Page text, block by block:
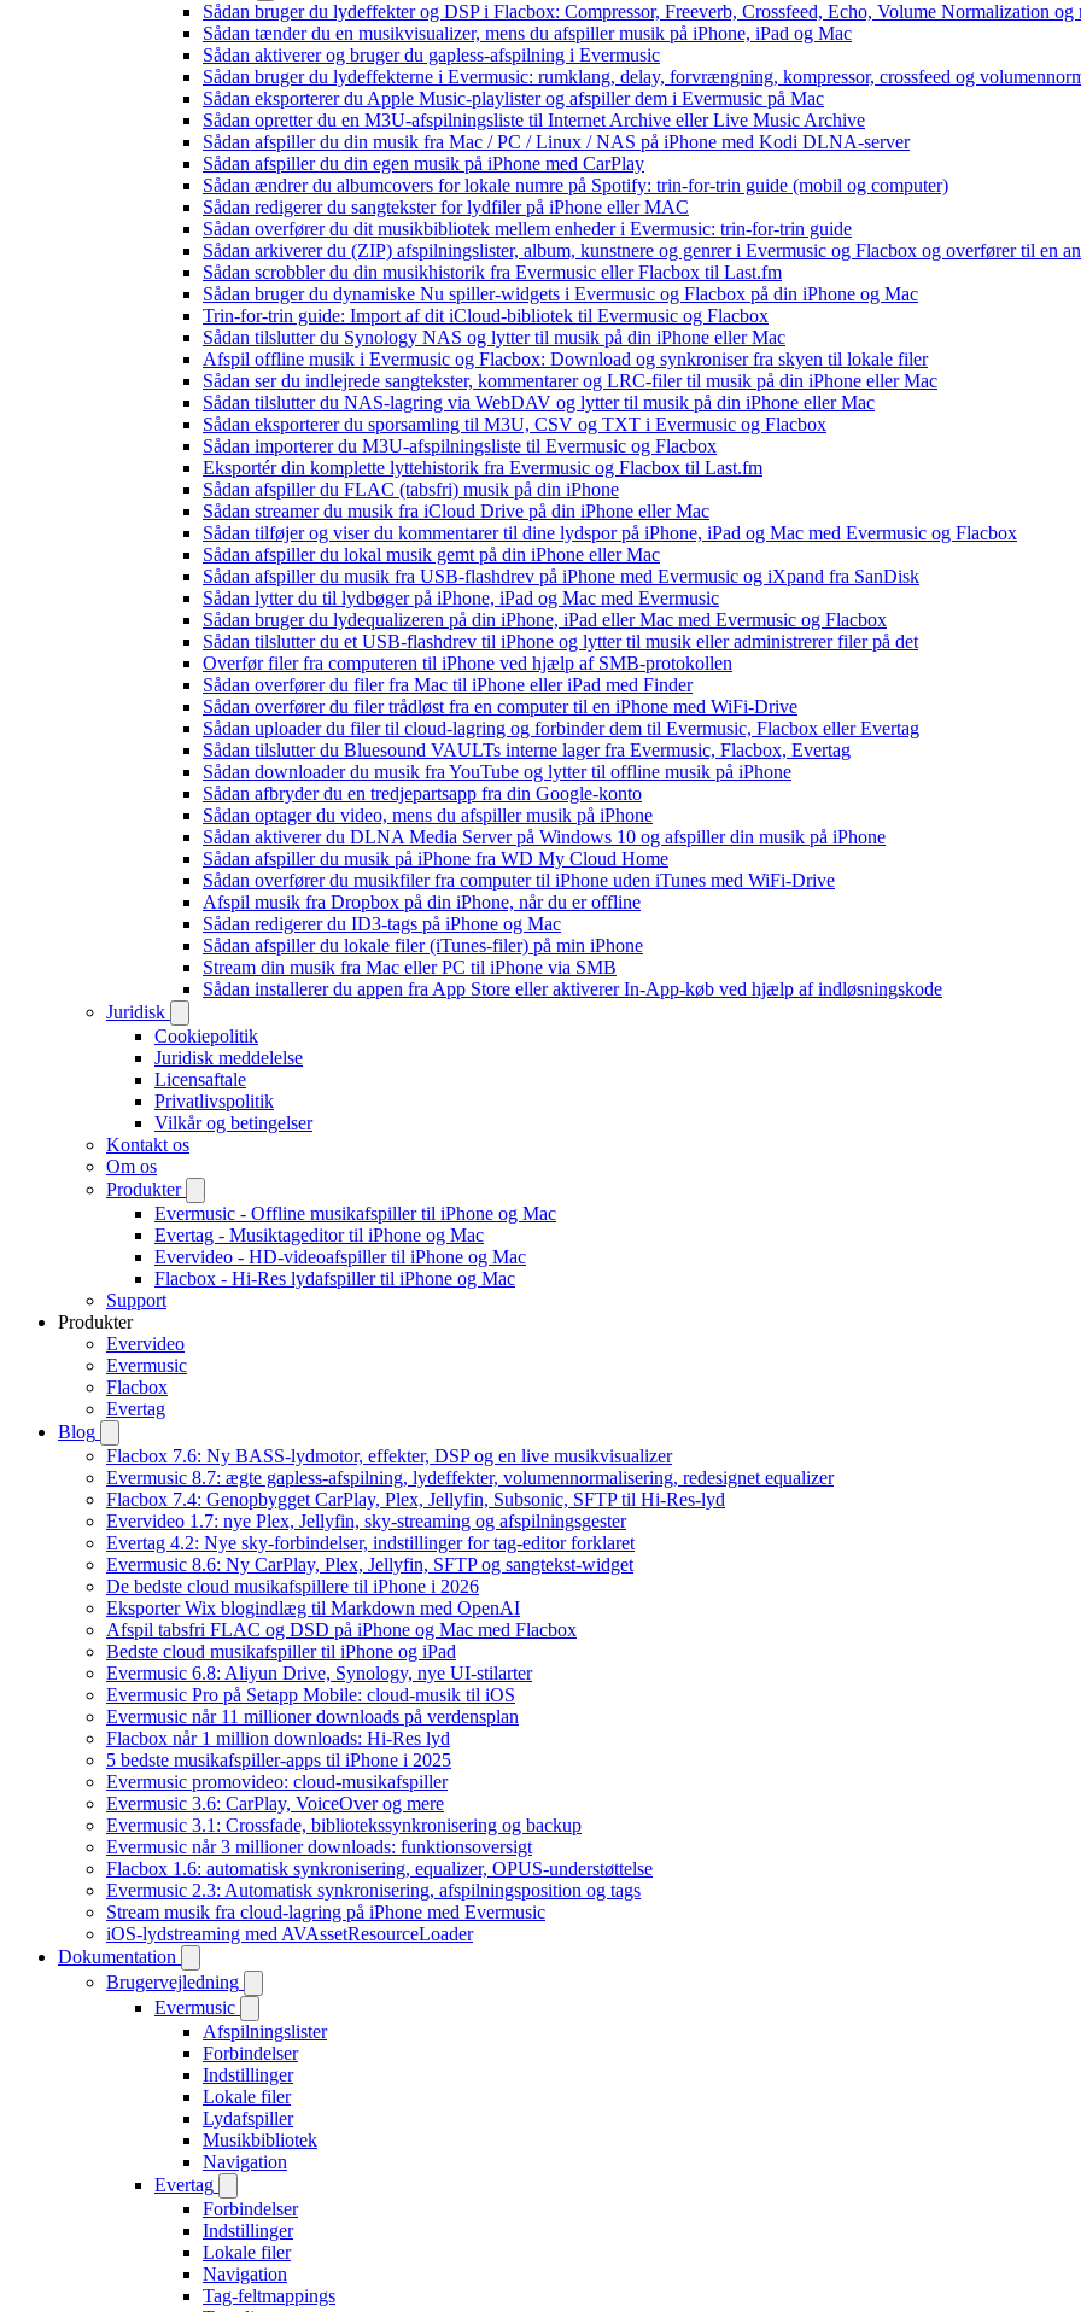
Sådan bruger du lydeffekter og DSP i Flacbox: Compressor, Freeverb, Crossfeed, Echo, Volume Normalization og
Sådan tænder du en musikvisualizer, mens du afspiller musik på iPhone, iPad og Mac
Sådan aktiverer og bruger du gapless-afspilning i Evermusic
Sådan bruger du lydeffekterne i Evermusic: rumklang, delay, forvrængning, kompressor, crossfeed og
Sådan eksporterer du Apple Music-playlister og afspiller dem i Evermusic på Mac
Sådan opretter du en M3U-afspilningsliste til Internet Archive eller Live Music Archive
Sådan afspiller du din musik fra Mac / PC / Linux / NAS på iPhone med Kodi DLNA-server
Sådan afspiller du din egen musik på iPhone med CarPlay
Sådan ændrer du albumcovers for lokale numre på Spotify: trin-for-trin guide (mobil og computer)
Sådan redigerer du sangtekster for lydfiler på iPhone eller MAC
Sådan overfører du dit musikbibliotek mellem enheder i Evermusic: trin-for-trin guide
Sådan arkiverer du (ZIP) afspilningslister, album, kunstnere og genrer i Evermusic og Flacbox og overfører til en
Sådan scrobbler du din musikhistorik fra Evermusic eller Flacbox til Last.fm
Sådan bruger du dynamiske Nu spiller-widgets i Evermusic og Flacbox på din iPhone og Mac
Trin-for-trin guide: Import af dit iCloud-bibliotek til Evermusic og Flacbox
Sådan tilslutter du Synology NAS og lytter til musik på din iPhone eller Mac
Afspil offline musik i Evermusic og Flacbox: Download og synkroniser fra skyen til lokale filer
Sådan ser du indlejrede sangtekster, kommentarer og LRC-filer til musik på din iPhone eller Mac
Sådan tilslutter du NAS-lagring via WebDAV og lytter til musik på din iPhone eller Mac
Sådan eksporterer du sporsamling til M3U, CSV og TXT i Evermusic og Flacbox
Sådan importerer du M3U-afspilningsliste til Evermusic og Flacbox
Eksportér din komplette lyttehistorik fra Evermusic og Flacbox til Last.fm
Sådan afspiller du FLAC (tabsfri) musik på din iPhone
Sådan streamer du musik fra iCloud Drive på din iPhone eller Mac
Sådan tilføjer og viser du kommentarer til dine lydspor på iPhone, iPad og Mac med Evermusic og Flacbox
Sådan afspiller du lokal musik gemt på din iPhone eller Mac
Sådan afspiller du musik fra USB-flashdrev på iPhone med Evermusic og iXpand fra SanDisk
Sådan lytter du til lydbøger på iPhone, iPad og Mac med Evermusic
Sådan bruger du lydequalizeren på din iPhone, iPad eller Mac med Evermusic og Flacbox
Sådan tilslutter du et USB-flashdrev til iPhone og lytter til musik eller administrerer filer på det
Overfør filer fra computeren til iPhone ved hjælp af SMB-protokollen
Sådan overfører du filer fra Mac til iPhone eller iPad med Finder
Sådan overfører du filer trådløst fra en computer til en iPhone med WiFi-Drive
Sådan uploader du filer til cloud-lagring og forbinder dem til Evermusic, Flacbox eller Evertag
Sådan tilslutter du Bluesound VAULTs interne lager fra Evermusic, Flacbox, Evertag
Sådan downloader du musik fra YouTube og lytter til offline musik på iPhone
Sådan afbryder du en tredjepartsapp fra din Google-konto
Sådan optager du video, mens du afspiller musik på iPhone
Sådan aktiverer du DLNA Media Server på Windows 10 og afspiller din musik på iPhone
Sådan afspiller du musik på iPhone fra WD My Cloud Home
Sådan overfører du musikfiler fra computer til iPhone uden iTunes med WiFi-Drive
Afspil musik fra Dropbox på din iPhone, når du er offline
Sådan redigerer du ID3-tags på iPhone og Mac
Sådan afspiller du lokale filer (iTunes-filer) på min iPhone
Stream din musik fra Mac eller PC til iPhone via SMB
Sådan installerer du appen fra App Store eller aktiverer In-App-køb ved hjælp af indløsningskode
Juridisk
Cookiepolitik
Juridisk meddelelse
Licensaftale
Privatlivspolitik
Vilkår og betingelser
Kontakt os
Om os
Produkter
Evermusic - Offline musikafspiller til iPhone og Mac
Evertag - Musiktageditor til iPhone og Mac
Evervideo - HD-videoafspiller til iPhone og Mac
Flacbox - Hi-Res lydafspiller til iPhone og Mac
Support
Produkter
Evervideo
Evermusic
Flacbox
Evertag
Blog
Flacbox 7.6: Ny BASS-lydmotor, effekter, DSP og en live musikvisualizer
Evermusic 8.7: ægte gapless-afspilning, lydeffekter, volumennormalisering, redesignet equalizer
Flacbox 7.4: Genopbygget CarPlay, Plex, Jellyfin, Subsonic, SFTP til Hi-Res-lyd
Evervideo 1.7: nye Plex, Jellyfin, sky-streaming og afspilningsgester
Evertag 4.2: Nye sky-forbindelser, indstillinger for tag-editor forklaret
Evermusic 8.6: Ny CarPlay, Plex, Jellyfin, SFTP og sangtekst-widget
De bedste cloud musikafspillere til iPhone i 2026
Eksporter Wix blogindlæg til Markdown med OpenAI
Afspil tabsfri FLAC og DSD på iPhone og Mac med Flacbox
Bedste cloud musikafspiller til iPhone og iPad
Evermusic 6.8: Aliyun Drive, Synology, nye UI-stilarter
Evermusic Pro på Setapp Mobile: cloud-musik til iOS
Evermusic når 11 millioner downloads på verdensplan
Flacbox når 1 million downloads: Hi-Res lyd
5 bedste musikafspiller-apps til iPhone i 2025
Evermusic promovideo: cloud-musikafspiller
Evermusic 3.6: CarPlay, VoiceOver og mere
Evermusic 3.1: Crossfade, bibliotekssynkronisering og backup
Evermusic når 3 millioner downloads: funktionsoversigt
Flacbox 1.6: automatisk synkronisering, equalizer, OPUS-understøttelse
Evermusic 2.3: Automatisk synkronisering, afspilningsposition og tags
Stream musik fra cloud-lagring på iPhone med Evermusic
iOS-lydstreaming med AVAssetResourceLoader
Dokumentation
Brugervejledning
Evermusic
Afspilningslister
Forbindelser
Indstillinger
Lokale filer
Lydafspiller
Musikbibliotek
Navigation
Evertag
Forbindelser
Indstillinger
Lokale filer
Navigation
Tag-feltmappings